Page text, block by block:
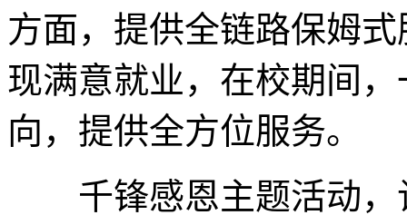
方面，提供全链路保姆
现满意就业，在校期间
向，提供全方位服务。
千锋感恩主题活动，